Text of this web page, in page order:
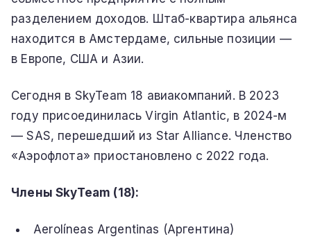
разделением доходов. Штаб-квартира альянса
находится в Амстердаме, сильные позиции —
в Европе, США и Азии.
Сегодня в SkyTeam 18 авиакомпаний. В 2023
году присоединилась Virgin Atlantic, в 2024-м
— SAS, перешедший из Star Alliance. Членство
«Аэрофлота» приостановлено с 2022 года.
Члены SkyTeam (18):
Aerolíneas Argentinas (Аргентина)